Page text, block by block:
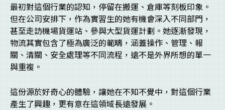
最初對這個行業的認知，停留在搬運、倉庫等刻板印象。
但在公司安排下，作為實習生的她有機會深入不同部門，
甚至走訪機場貨運站、參與大型貨運計劃。她逐漸發現，
物流其實包含了極為廣泛的範疇，涵蓋操作、管理、報
關、清關、安全處理等不同流程，遠不是外界所想的單一
與重複。
這份源於好奇心的體驗，讓她在不知不覺中，對這個行業
產生了興趣，更有意在這領域長遠發展。